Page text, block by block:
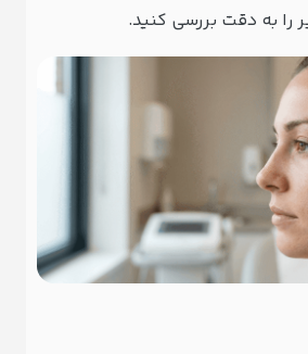
را به دقت بررسی کنید.